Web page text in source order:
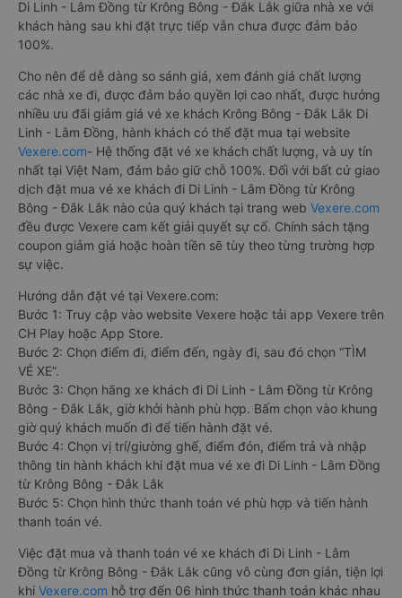
Di Linh - Lâm Đồng từ Krông Bông - Đắk Lắk giữa nhà xe với
khách hàng sau khi đặt trực tiếp vẫn chưa được đảm bảo
100%.
Cho nên để dễ dàng so sánh giá, xem đánh giá chất lượng
các nhà xe đi, được đảm bảo quyền lợi cao nhất, được hưởng
nhiều ưu đãi giảm giá vé xe khách Krông Bông - Đắk Lắk Di
Linh - Lâm Đồng, hành khách có thể đặt mua tại website
Vexere.com- Hệ thống đặt vé xe khách chất lượng, và uy tín
nhất tại Việt Nam, đảm bảo giữ chỗ 100%. Đối với bất cứ giao
dịch đặt mua vé xe khách đi Di Linh - Lâm Đồng từ Krông
Bông - Đắk Lắk nào của quý khách tại trang web Vexere.com
đều được Vexere cam kết giải quyết sự cố. Chính sách tặng
coupon giảm giá hoặc hoàn tiền sẽ tùy theo từng trường hợp
sự việc.
Hướng dẫn đặt vé tại Vexere.com:
Bước 1: Truy cập vào website Vexere hoặc tải app Vexere trên
CH Play hoặc App Store.
Bước 2: Chọn điểm đi, điểm đến, ngày đi, sau đó chọn “TÌM
VÉ XE”.
Bước 3: Chọn hãng xe khách đi Di Linh - Lâm Đồng từ Krông
Bông - Đắk Lắk, giờ khởi hành phù hợp. Bấm chọn vào khung
giờ quý khách muốn đi để tiến hành đặt vé.
Bước 4: Chọn vị trí/giường ghế, điểm đón, điểm trả và nhập
thông tin hành khách khi đặt mua vé xe đi Di Linh - Lâm Đồng
từ Krông Bông - Đắk Lắk
Bước 5: Chọn hình thức thanh toán vé phù hợp và tiến hành
thanh toán vé.
Việc đặt mua và thanh toán vé xe khách đi Di Linh - Lâm
Đồng từ Krông Bông - Đắk Lắk cũng vô cùng đơn giản, tiện lợi
khi Vexere.com hỗ trợ đến 06 hình thức thanh toán khác nhau